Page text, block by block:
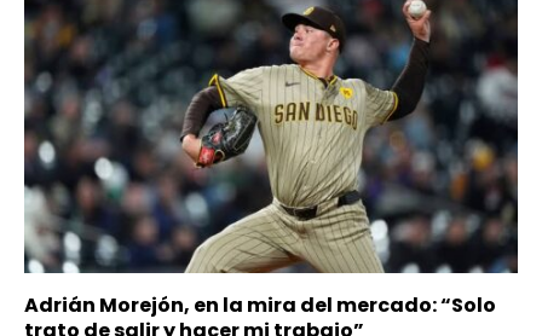
Adrián Morejón, en la mira del mercado: “Solo
trato de salir y hacer mi trabajo”